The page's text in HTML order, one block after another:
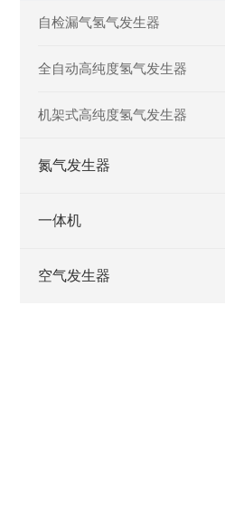
自检漏气氢气发生器
全自动高纯度氢气发生器
机架式高纯度氢气发生器
氮气发生器
一体机
空气发生器